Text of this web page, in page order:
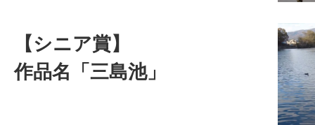
【シニア賞】
作品名「三島池」